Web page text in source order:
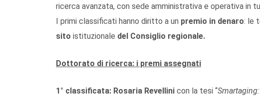
ricerca avanzata, con sede amministrativa e operativa in
I primi classificati hanno diritto a un premio in denaro: le
sito istituzionale del Consiglio regionale.
Dottorato di ricerca: i premi assegnati
1° classificata: Rosaria Revellini con la tesi “